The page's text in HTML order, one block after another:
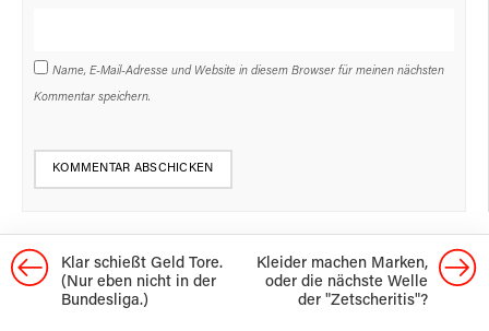
Name, E-Mail-Adresse und Website in diesem Browser für meinen nächsten
Kommentar speichern.
Klar schießt Geld Tore.
(Nur eben nicht in der
Bundesliga.)
Kleider machen Marken,
oder die nächste Welle
der "Zetscheritis"?